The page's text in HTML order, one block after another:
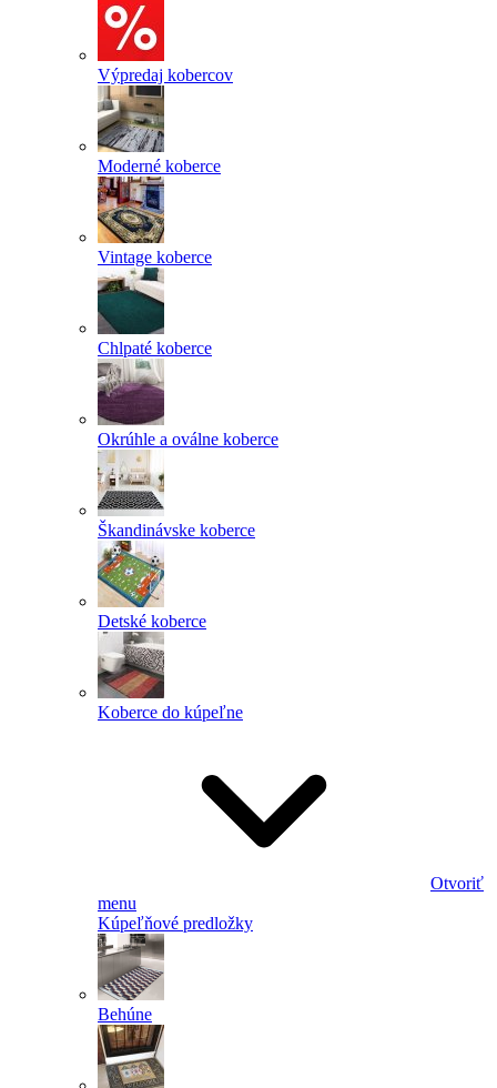
Výpredaj kobercov
Moderné koberce
Vintage koberce
Chlpaté koberce
Okrúhle a oválne koberce
Škandinávske koberce
Detské koberce
Koberce do kúpeľne
Otvoriť
menu
Kúpeľňové predložky
Behúne